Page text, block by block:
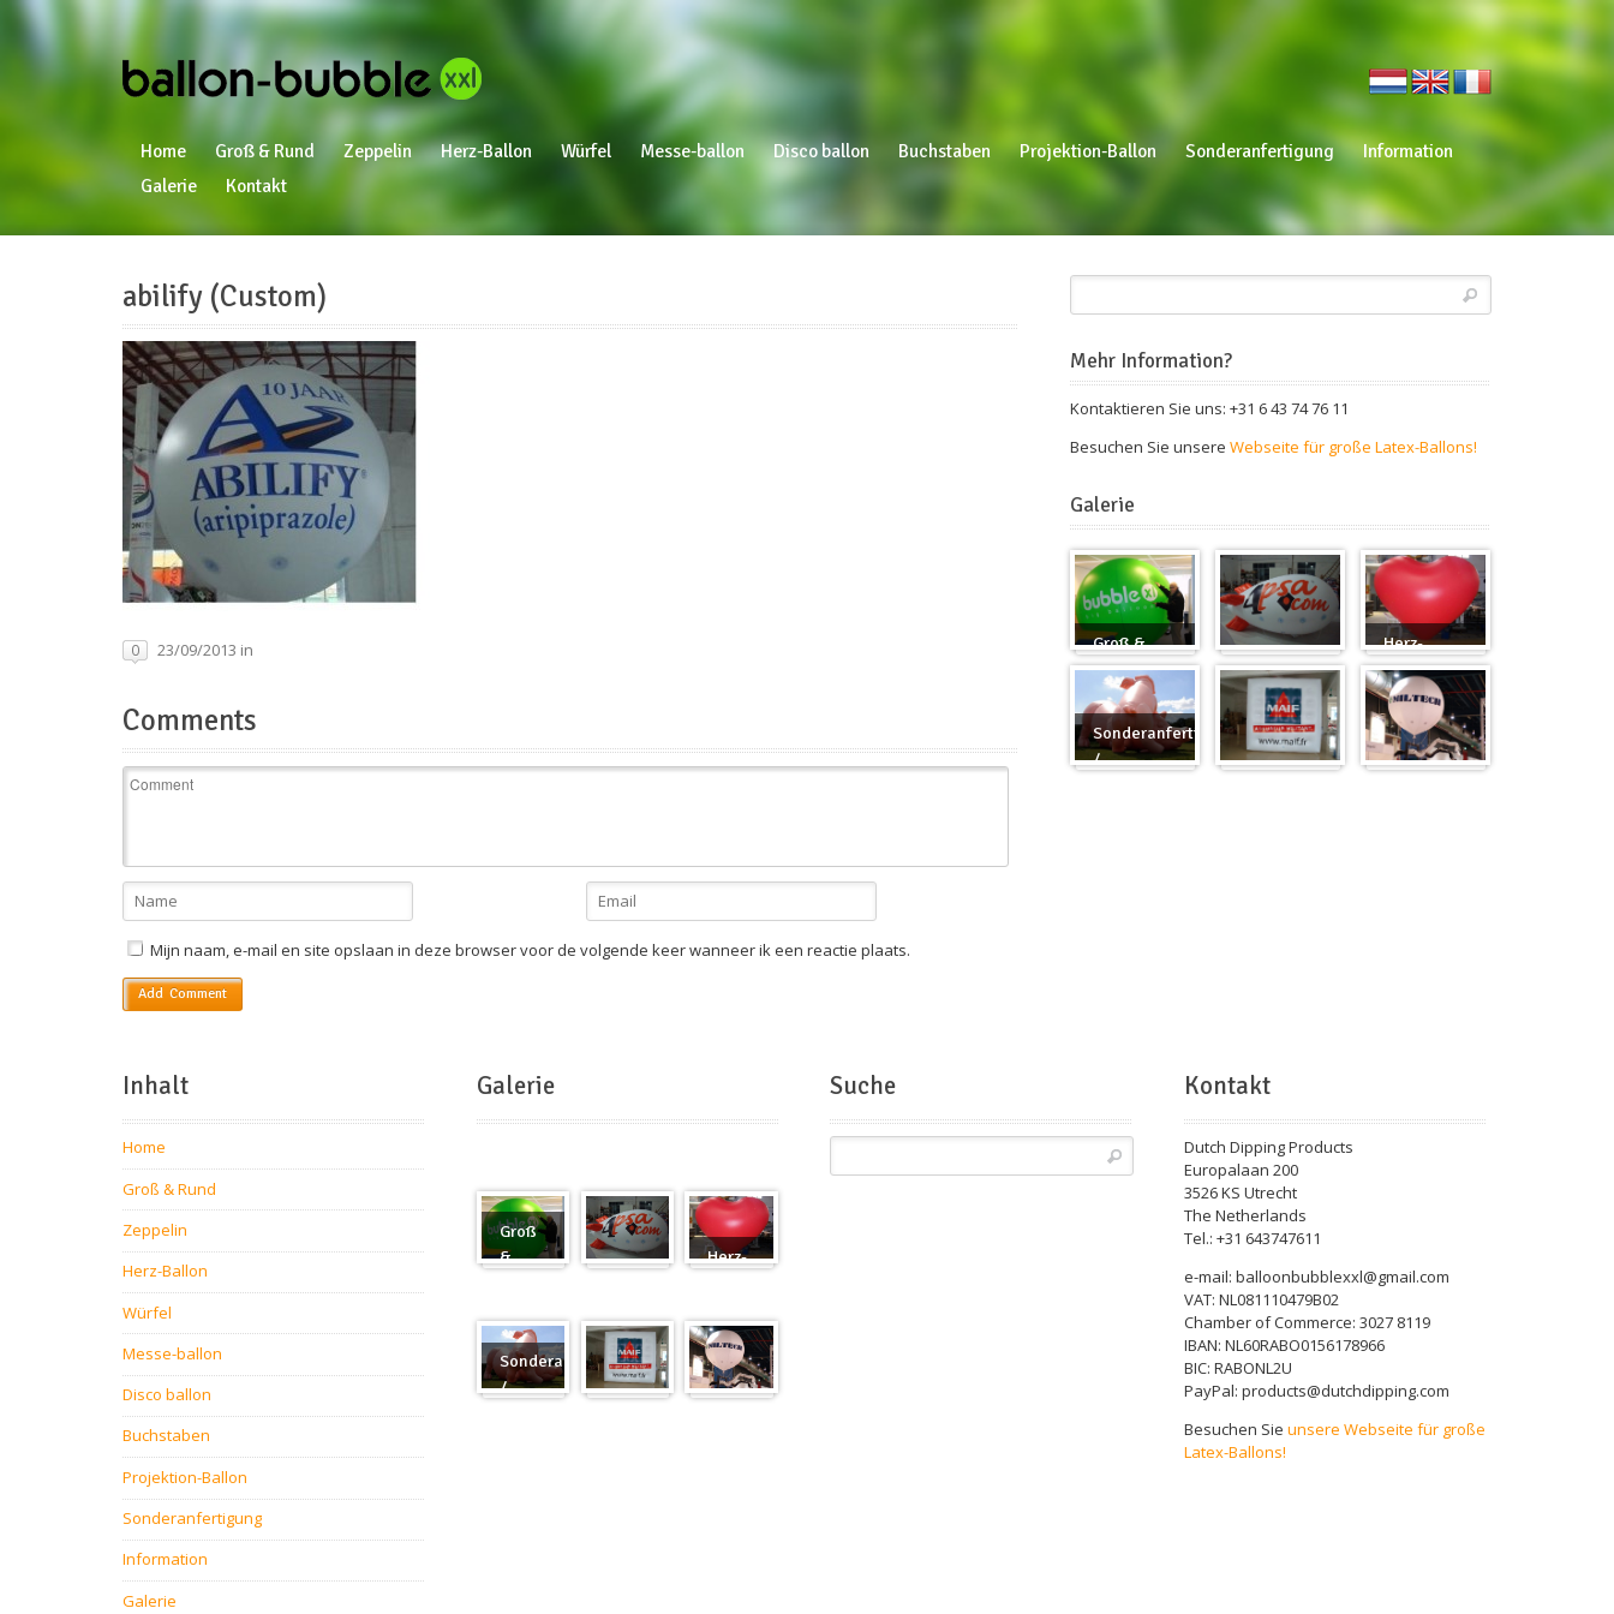
Home Groß & Rund Zeppelin Herz-Ballon Würfel Messe-ballon Disco ballon Buchstaben Projektion-Ballon Sonderanfertigung
Information
Galerie
Kontakt
abilify (Custom)
0 23/09/2013 in
Comments
Mijn naam, e-mail en site opslaan in deze browser voor de volgende keer wanneer ik een reactie plaats.
Mehr Information?
Kontaktieren Sie uns: +31 6 43 74 76 11
Besuchen Sie unsere Webseite für große Latex-Ballons!
Galerie
Groß &
Rund
Zeppelin
Herz-
Ballon
Sonderanfertigung
/
Inhalt
Home
Groß & Rund
Zeppelin
Herz-Ballon
Würfel
Messe-ballon
Disco ballon
Buchstaben
Projektion-Ballon
Sonderanfertigung
Information
Galerie
Galerie
Groß
&
Herz-
Sonderanfertigung
/
Suche Kontakt
Dutch Dipping Products
Europalaan 200
3526 KS Utrecht
The Netherlands
Tel.: +31 643747611
e-mail: balloonbubblexxl@gmail.com
VAT: NL081110479B02
Chamber of Commerce: 3027 8119
IBAN: NL60RABO0156178966
BIC: RABONL2U
PayPal: products@dutchdipping.com
Besuchen Sieunsere Webseite für große
Latex-Ballons!